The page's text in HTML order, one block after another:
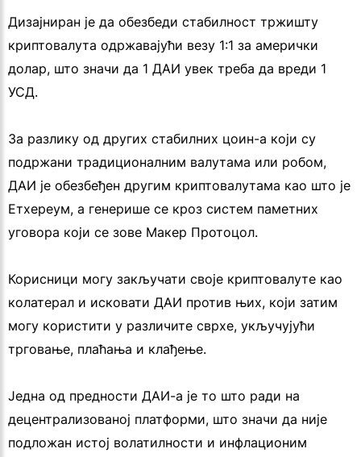
Дизајниран је да обезбеди стабилност тржишту
криптовалута одржавајући везу 1:1 за амерички
долар, што значи да 1 ДАИ увек треба да вреди 1
УСД.
За разлику од других стабилних цоин-а који су
подржани традиционалним валутама или робом,
ДАИ је обезбеђен другим криптовалутама као што је
Етхереум, а генерише се кроз систем паметних
уговора који се зове Макер Протоцол.
Корисници могу закључати своје криптовалуте као
колатерал и исковати ДАИ против њих, који затим
могу користити у различите сврхе, укључујући
трговање, плаћања и клађење.
Једна од предности ДАИ-а је то што ради на
децентрализованој платформи, што значи да није
подложан истој волатилности и инфлационим